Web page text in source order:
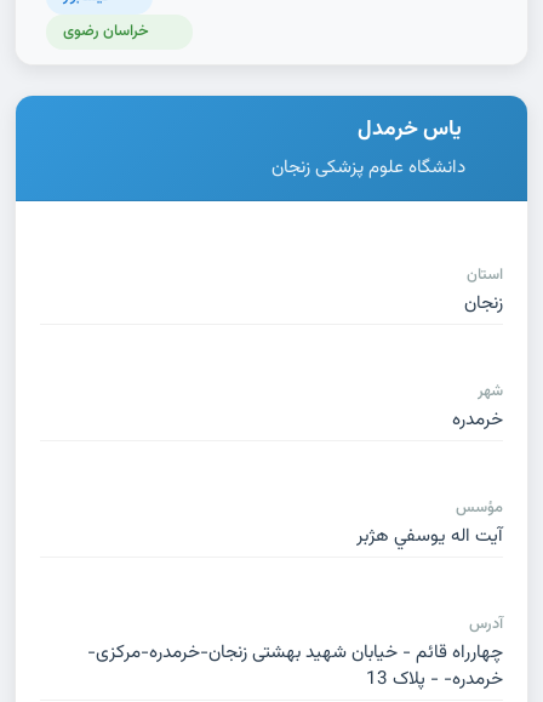
خراسان رضوی
یاس خرمدل
دانشگاه علوم پزشکی زنجان
استان
زنجان
شهر
خرمدره
مؤسس
آيت اله يوسفي هژبر
آدرس
چهارراه قائم - خیابان شهید بهشتی زنجان-خرمدره-مرکزی-
خرمدره- - پلاک 13